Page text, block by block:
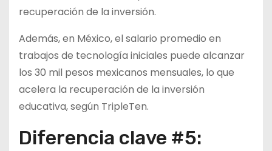
recuperación de la inversión.
Además, en México, el salario promedio en
trabajos de tecnología iniciales puede alcanzar
los 30 mil pesos mexicanos mensuales, lo que
acelera la recuperación de la inversión
educativa, según TripleTen.
Diferencia clave #5: